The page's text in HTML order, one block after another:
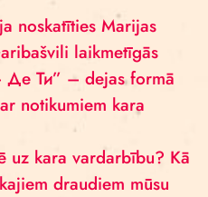
noskatīties Marijas
laikmetīgās
Де Ти” – dejas formā
notikumiem kara
uz kara vardarbību? Kā
draudiem mūsu